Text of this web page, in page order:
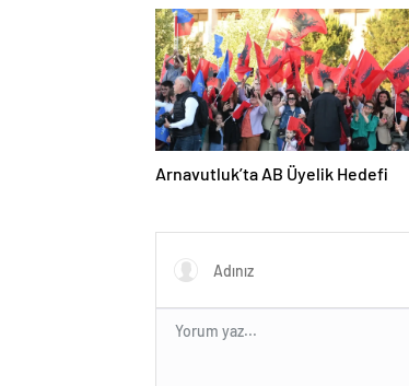
Arnavutluk’ta AB Üyelik Hedefi